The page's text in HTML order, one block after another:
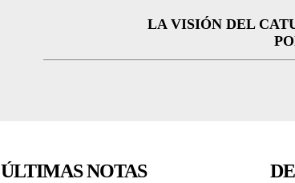
LA VISIÓN DEL
ÚLTIMAS NOTAS